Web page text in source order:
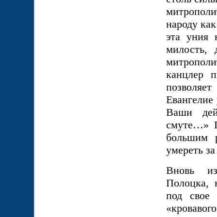
народу
эта уния
милость,
канцлер
Ваши
смуте…»
большим
умереть
Вновь
Полоцка,
под свое